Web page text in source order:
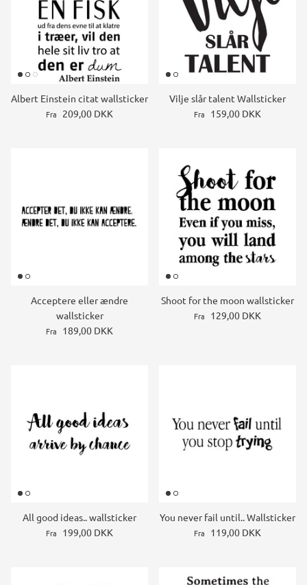
Albert Einstein citat wallsticker
Fra 209,00 DKK
Vilje slår talent Wallsticker
Fra 159,00 DKK
Acceptere eller ændre
wallsticker
Fra 189,00 DKK
Shoot for the moon wallsticker
Fra 129,00 DKK
All good ideas.. wallsticker
Fra 199,00 DKK
You never fail until.. Wallsticker
Fra 119,00 DKK